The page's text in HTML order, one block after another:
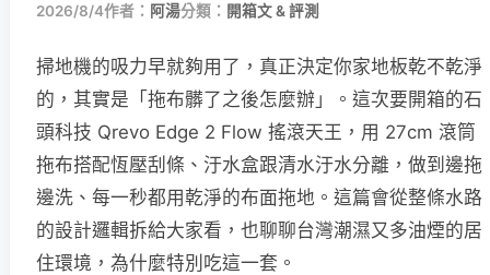
2026/8/4作者： 阿湯分類： 開箱文 & 評測
掃地機的吸力早就夠用了，真正決定你家地板乾不乾淨
的，其實是「拖布髒了之後怎麼辦」。這次要開箱的石
頭科技 Qrevo Edge 2 Flow 搖滾天王，用 27cm 滾筒
拖布搭配恆壓刮條、汙水盒跟清水汙水分離，做到邊拖
邊洗、每一秒都用乾淨的布面拖地。這篇會從整條水路
的設計邏輯拆給大家看，也聊聊台灣潮濕又多油煙的居
住環境，為什麼特別吃這一套。